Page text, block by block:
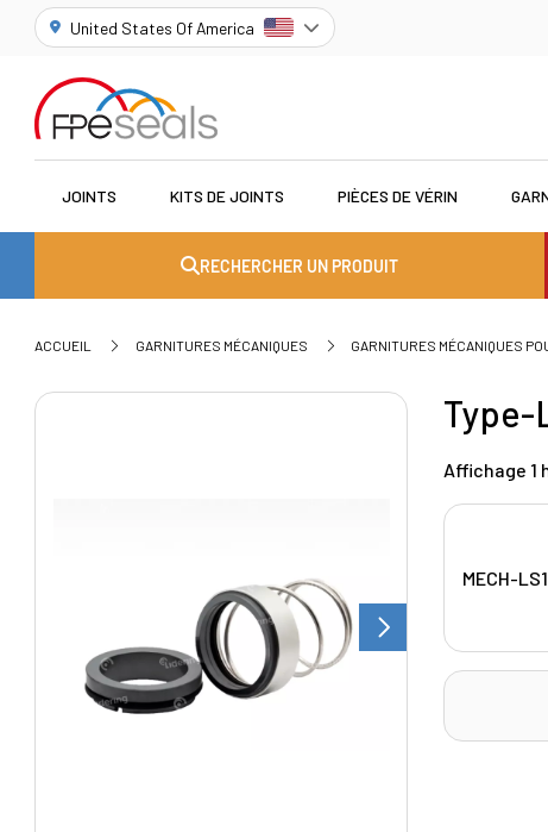
United States Of America
JOINTS KITS DE JOINTS PIÈCES DE VÉRIN
RECHERCHER UN PRODUIT
ACCUEIL GARNITURES MÉCANIQUES GARNITURES MÉCANIQUES
Type-
Affichage 1
MECH-